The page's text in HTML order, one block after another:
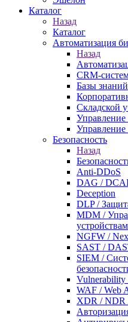
Каталог
Назад
Каталог
Автоматизация
Назад
CRM-
Базы знаний
Складской
Управление
Безопасность
Назад
Anti-DDoS
DAG /
Deception
DLP /
MDM /
NGFW /
SAST /
SIEM /
Vulnerability
WAF / Web
XDR / NDR